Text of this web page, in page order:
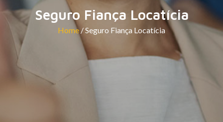
Seguro Fiança Locatícia
Home/ Seguro Fiança Locatícia